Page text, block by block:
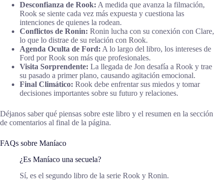
Desconfianza de Rook: A medida que avanza la filmación,
Rook se siente cada vez más expuesta y cuestiona las
intenciones de quienes la rodean.
Conflictos de Ronin: Ronin lucha con su conexión con Clare,
lo que lo distrae de su relación con Rook.
Agenda Oculta de Ford: A lo largo del libro, los intereses de
Ford por Rook son más que profesionales.
Visita Sorprendente: La llegada de Jon desafía a Rook y trae
su pasado a primer plano, causando agitación emocional.
Final Climático: Rook debe enfrentar sus miedos y tomar
decisiones importantes sobre su futuro y relaciones.
Déjanos saber qué piensas sobre este libro y el resumen en la sección
de comentarios al final de la página.
FAQs sobre Maníaco
¿Es Maníaco una secuela?
Sí, es el segundo libro de la serie Rook y Ronin.